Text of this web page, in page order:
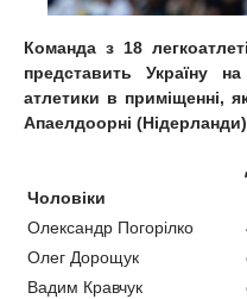
Команда з 18
представить Україну
атлетики в приміщенні,
Апаелдоорні
Чоловіки
Олександр Погорілко
Олег Дорощук
Вадим Кравчук